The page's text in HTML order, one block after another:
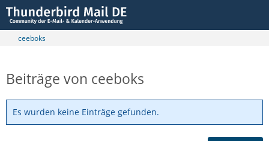
ceeboks
Beiträge von ceeboks
Es wurden keine Einträge gefunden.